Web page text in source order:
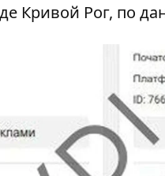
Кривой Рог, по